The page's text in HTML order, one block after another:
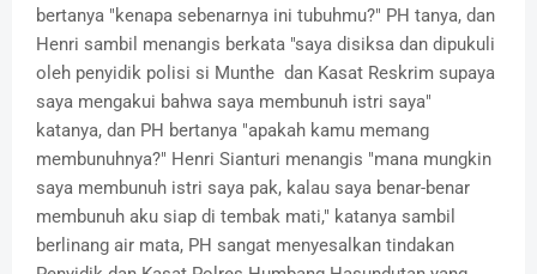
bertanya "kenapa sebenarnya ini tubuhmu?" PH tanya, dan
Henri sambil menangis berkata "saya disiksa dan dipukuli
oleh penyidik polisi si Munthe dan Kasat Reskrim supaya
saya mengakui bahwa saya membunuh istri saya"
katanya, dan PH bertanya "apakah kamu memang
membunuhnya?" Henri Sianturi menangis "mana mungkin
saya membunuh istri saya pak, kalau saya benar-benar
membunuh aku siap di tembak mati," katanya sambil
berlinang air mata, PH sangat menyesalkan tindakan